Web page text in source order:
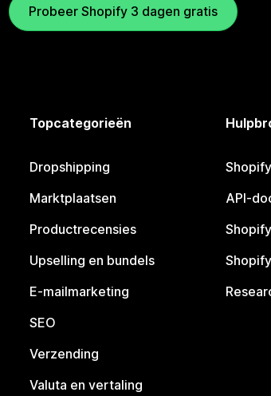
Probeer Shopify 3 dagen gratis
Topcategorieën
Dropshipping
Marktplaatsen
Productrecensies
Upselling en bundels
E-mailmarketing
SEO
Verzending
Valuta en vertaling
API-